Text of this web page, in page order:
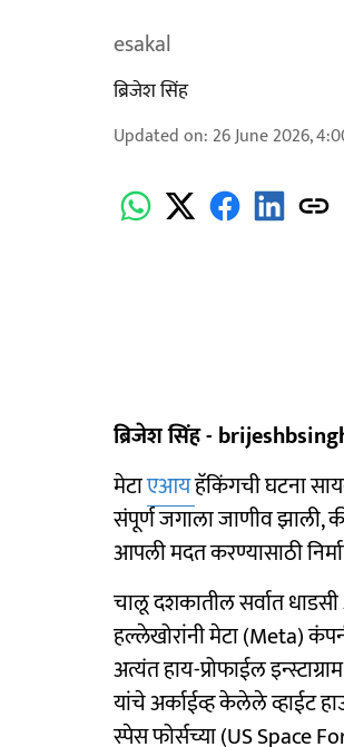
esakal
ब्रिजेश सिंह
Updated on: 26 June 2026,
ब्रिजेश सिंह -
मेटाएआयहॅकिंगची घटना
संपूर्ण जगाला जाणीव झाली,
आपली मदत करण्यासाठी
चालू दशकातील सर्वात
हल्लेखोरांनी मेटा (Meta)
अत्यंत हाय-प्रोफाईल
यांचे अर्काईव्ह केलेले व्हाईट
स्पेस फोर्सच्या (US Space